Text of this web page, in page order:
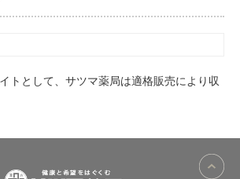
トとして、サツマ薬局は適格販売により収